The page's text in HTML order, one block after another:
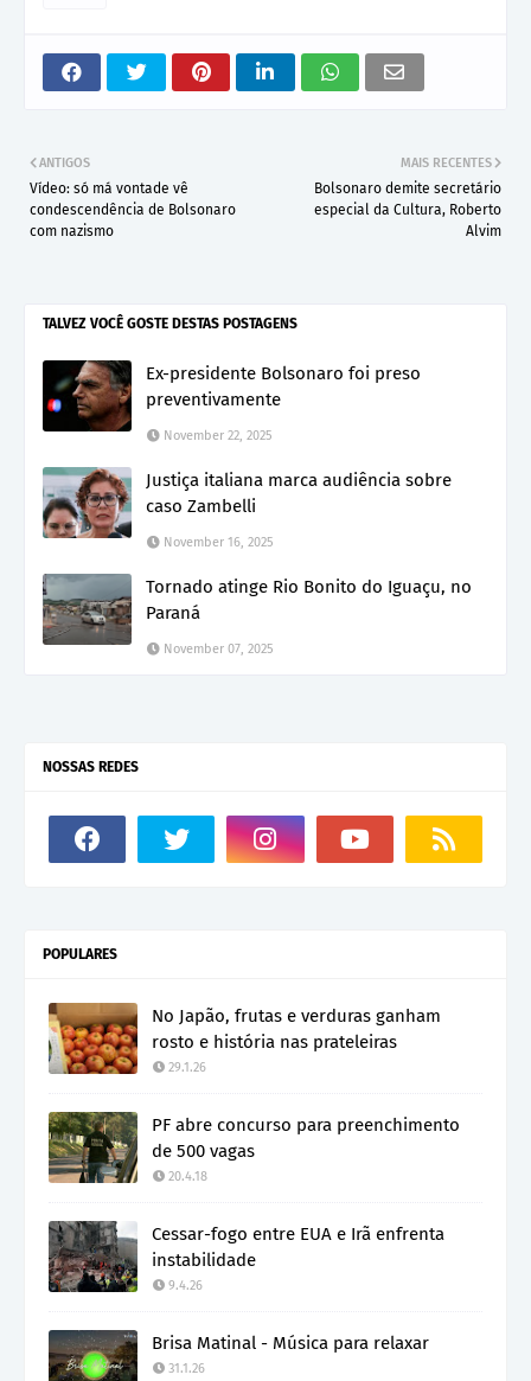
MAIS RECENTES
Bolsonaro demite secretário
especial da Cultura, Roberto
Alvim
ANTIGOS
Vídeo: só má vontade vê
condescendência de Bolsonaro
com nazismo
TALVEZ VOCÊ GOSTE DESTAS POSTAGENS
Ex-presidente Bolsonaro foi preso
preventivamente
November 22, 2025
Justiça italiana marca audiência sobre
caso Zambelli
November 16, 2025
Tornado atinge Rio Bonito do Iguaçu, no
Paraná
November 07, 2025
NOSSAS REDES
POPULARES
No Japão, frutas e verduras ganham
rosto e história nas prateleiras
29.1.26
PF abre concurso para preenchimento
de 500 vagas
20.4.18
Cessar-fogo entre EUA e Irã enfrenta
instabilidade
9.4.26
Brisa Matinal - Música para relaxar
31.1.26